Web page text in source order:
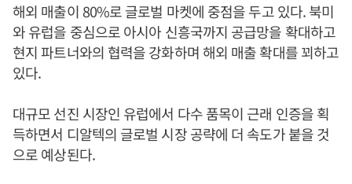
해외 매출이 80%로 글로벌 마켓에 중점을 두고 있다. 북미
와 유럽을 중심으로 아시아 신흥국까지 공급망을 확대하고
현지 파트너와의 협력을 강화하며 해외 매출 확대를 꾀하고
있다.
대규모 선진 시장인 유럽에서 다수 품목이 근래 인증을 획
득하면서 디알텍의 글로벌 시장 공략에 더 속도가 붙을 것
으로 예상된다.